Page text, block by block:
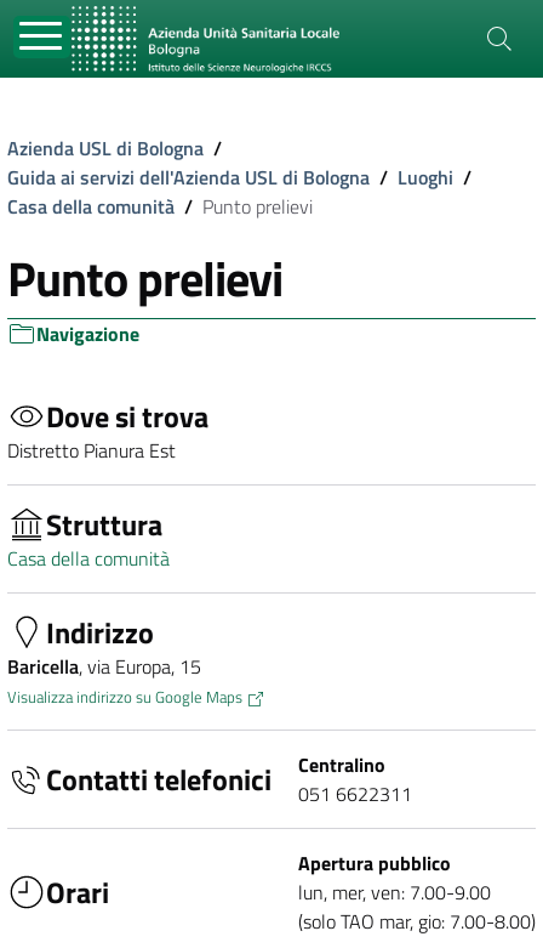
Azienda USL di Bologna /
Guida ai servizi dell'Azienda USL di Bologna / Luoghi /
Casa della comunità / Punto prelievi
Punto prelievi
Navigazione
Dove si trova
Distretto Pianura Est
Struttura
Casa della comunità
Indirizzo
Baricella, via Europa, 15
Visualizza indirizzo su Google Maps
Contatti telefonici
Centralino
051 6622311
Orari
Apertura pubblico
lun, mer, ven: 7.00-9.00
(solo TAO mar, gio: 7.00-8.00)